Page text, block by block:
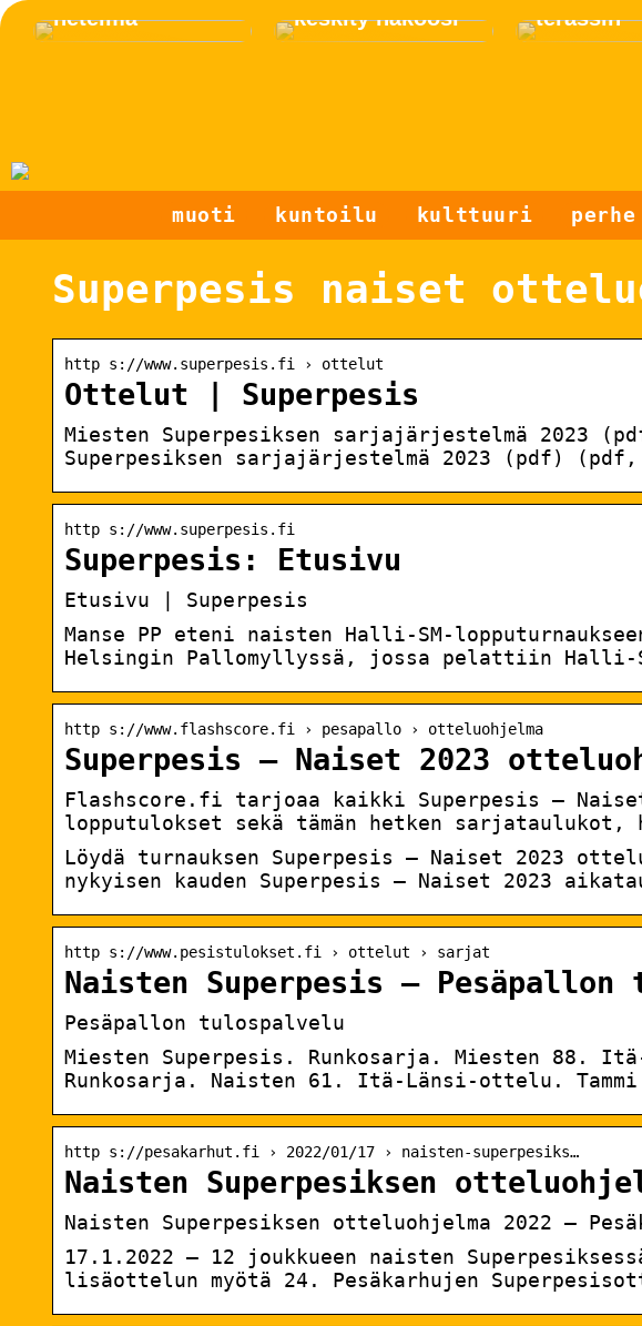
netelmä
keskity näköosi
terassin
muoti kuntoilu kulttuuri perhe
Superpesis naiset
http s://www.superpesis.fi › ottelut
Ottelut | Superpesis
Miesten Superpesiksen sarjajärjestelmä 2023
Superpesiksen sarjajärjestelmä 2023 (pdf)
http s://www.superpesis.fi
Superpesis: Etusivu
Etusivu | Superpesis
Manse PP eteni naisten Halli-SM-
Helsingin Pallomyllyssä, jossa pelattiin Halli-
http s://www.flashscore.fi › pesapallo › otteluohjelma
Superpesis – Naiset 2023
Flashscore.fi tarjoaa kaikki Superpesis –
lopputulokset sekä tämän hetken
Löydä turnauksen Superpesis – Naiset 2023
nykyisen kauden Superpesis – Naiset 2023
http s://www.pesistulokset.fi › ottelut › sarjat
Naisten Superpesis – Pesäpallon
Pesäpallon tulospalvelu
Miesten Superpesis. Runkosarja. Miesten 88.
Runkosarja. Naisten 61. Itä-Länsi-ottelu.
http s://pesakarhut.fi › 2022/01/17 › naisten-superpesiks…
Naisten Superpesiksen
Naisten Superpesiksen otteluohjelma 2022 –
17.1.2022 — 12 joukkueen naisten
lisäottelun myötä 24. Pesäkarhujen